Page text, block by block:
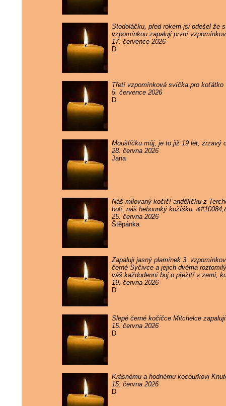
Stodoláčku, před rokem jsi odešel že
vzpomínkou zapaluji první
17. července 2026
D
Třetí vzpomínková svíčka pro koťátko
5. července 2026
D
Moušlíčku můj, je to již 19 let, zrzavý
28. června 2026
Jana
Náš milovaný kočičí andělíčku z
bolí, náš hebounký kožíšku.
25. června 2026
Štěpánka
Zapaluji jasný plamínek 3.
černé Syčivce a jejich dvěma
váš každodenní boj o přežití v zemi,
19. června 2026
D
Slepé černé kočičce Mitchelce
15. června 2026
D
Krásnému a hodnému kocourkovi
15. června 2026
D